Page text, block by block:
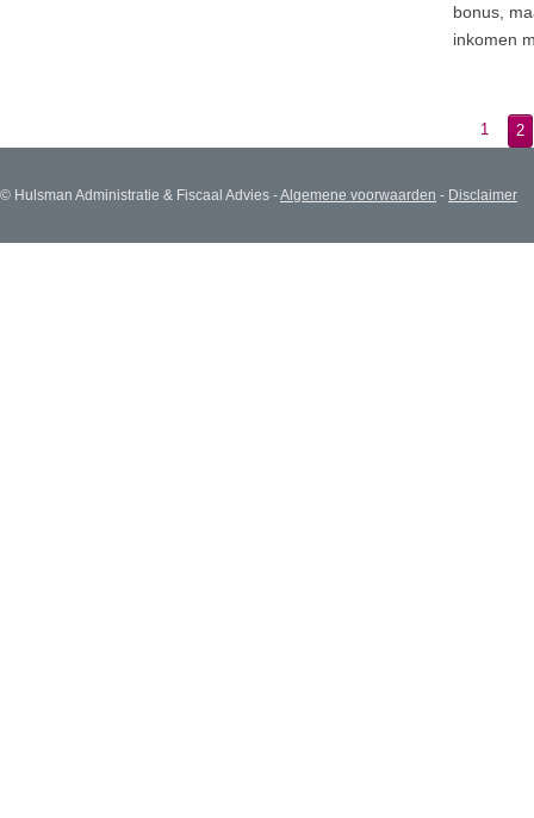
bonus,
inkomen
1 2
© Hulsman Administratie & Fiscaal Advies -Algemene voorwaarden - Disclaimer